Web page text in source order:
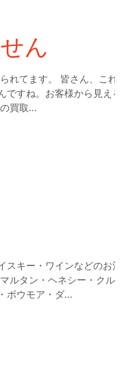
ん
てます。 皆さん、これが
すね。お客様から見える位
買取...
キー・ワインなどのお酒を
ルタン・ヘネシー・クルボ
ボウモア・ダ...